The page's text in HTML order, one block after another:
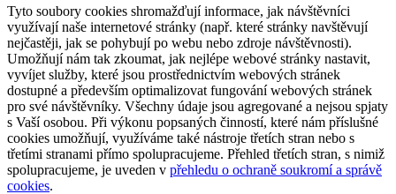
Tyto soubory cookies shromažďují informace, jak návštěvníci
využívají naše internetové stránky (např. které stránky navštěvují
nejčastěji, jak se pohybují po webu nebo zdroje návštěvnosti).
Umožňují nám tak zkoumat, jak nejlépe webové stránky nastavit,
vyvíjet služby, které jsou prostřednictvím webových stránek
dostupné a především optimalizovat fungování webových stránek
pro své návštěvníky. Všechny údaje jsou agregované a nejsou spjaty
s Vaší osobou. Při výkonu popsaných činností, které nám příslušné
cookies umožňují, využíváme také nástroje třetích stran nebo s
třetími stranami přímo spolupracujeme. Přehled třetích stran, s nimiž
spolupracujeme, je uveden v přehledu o ochraně soukromí a správě
cookies.